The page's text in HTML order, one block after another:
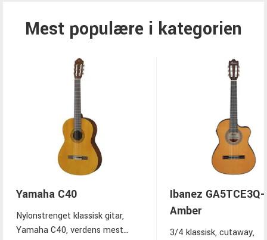
Mest populære i kategorien
Yamaha C40
Nylonstrenget klassisk gitar,
Yamaha C40, verdens mest
Ibanez
Amber
3/4 klassisk, cutaway,